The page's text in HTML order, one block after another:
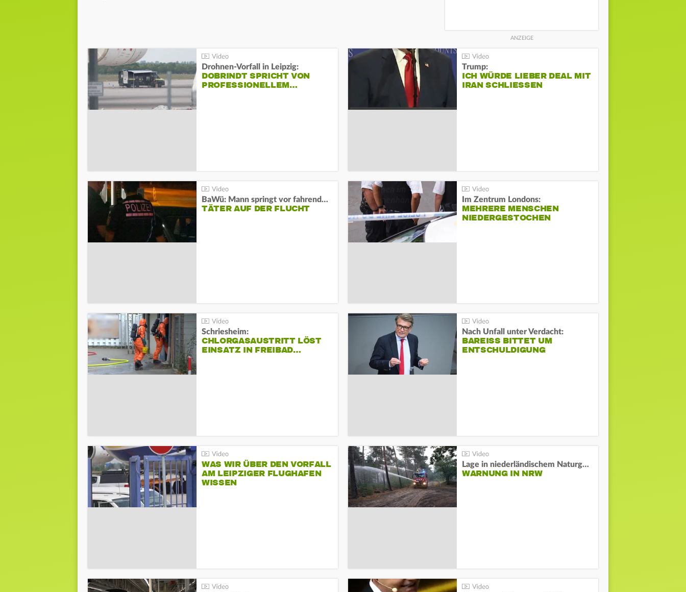
Drohnen-Vorfall in Leipzig:
DOBRINDT SPRICHT VON
PROFESSIONELLEM…
Trump:
ICH WÜRDE LIEBER DEAL MIT
IRAN SCHLIESSEN
BaWü: Mann springt vor fahrendes Auto und schießt
TÄTER AUF DER FLUCHT
Im Zentrum Londons:
MEHRERE MENSCHEN
NIEDERGESTOCHEN
Schriesheim:
CHLORGASAUSTRITT LÖST
EINSATZ IN FREIBAD…
Nach Unfall unter Verdacht:
BAREISS BITTET UM E
NTSCHULDIGUNG
WAS WIR ÜBER DEN VORFALL
AM LEIPZIGER FLUGHAFEN
WISSEN
Lage in niederländischem Naturgebiet stabil
WARNUNG IN NRW